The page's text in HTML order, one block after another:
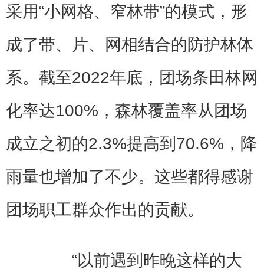
采用“小网格、窄林带”的模式，形
成了带、片、网相结合的防护林体
系。截至2022年底，团场条田林网
化率达100%，森林覆盖率从团场
成立之初的2.3%提高到70.6%，降
雨量也增加了不少。这些都得感谢
团场职工群众作出的贡献。
“以前遇到昨晚这样的大